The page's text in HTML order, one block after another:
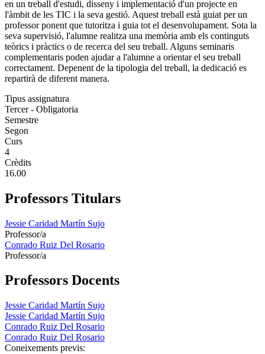
en un treball d'estudi, disseny i implementació d'un projecte en
l'àmbit de les TIC i la seva gestió. Aquest treball està guiat per un
professor ponent que tutoritza i guia tot el desenvolupament. Sota la
seva supervisió, l'alumne realitza una memòria amb els continguts
teòrics i pràctics o de recerca del seu treball. Alguns seminaris
complementaris poden ajudar a l'alumne a orientar el seu treball
correctament. Depenent de la tipologia del treball, la dedicació es
repartirà de diferent manera.
Tipus assignatura
Tercer - Obligatoria
Semestre
Segon
Curs
4
Crèdits
16.00
Professors Titulars
Jessie Caridad Martín Sujo
Professor/a
Conrado Ruiz Del Rosario
Professor/a
Professors Docents
Jessie Caridad Martín Sujo
Jessie Caridad Martín Sujo
Conrado Ruiz Del Rosario
Conrado Ruiz Del Rosario
Coneixements previs: